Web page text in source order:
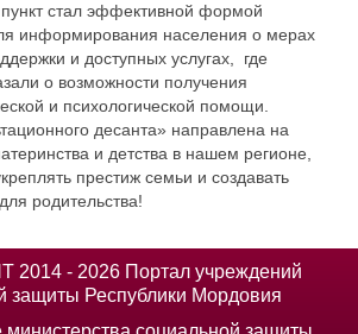
стал эффективной формой
информирования населения о мерах
и доступных услугах, где
о возможности получения
и психологической помощи.
десанта» направлена на
и детства в нашем регионе,
престиж семьи и создавать
родительства!
2014 - 2026 Портал учреждений
защиты Республики Мордовия